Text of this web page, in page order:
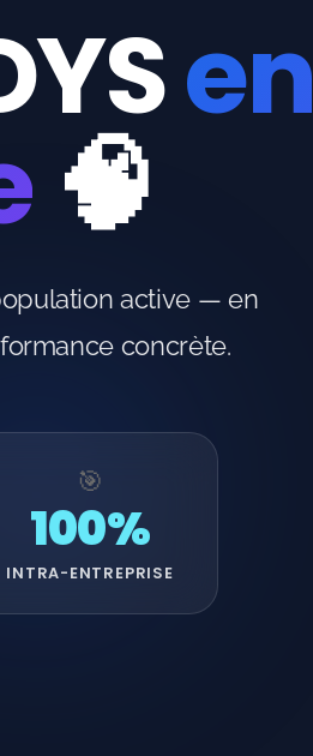
en
🧠
active — en
concrète.
🎯
100%
INTRA-ENTREPRISE